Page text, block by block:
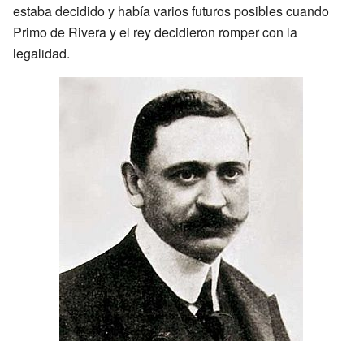
estaba decidido y había varios futuros posibles cuando
Primo de Rivera y el rey decidieron romper con la
legalidad.